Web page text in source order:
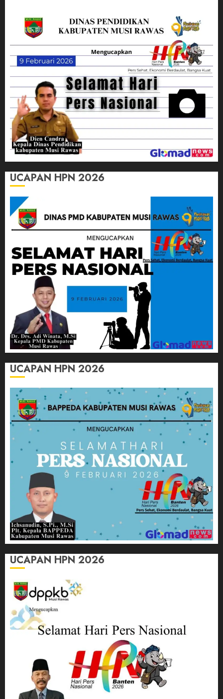
UCAPAN HPN 2026
UCAPAN HPN 2026
UCAPAN HPN 2026